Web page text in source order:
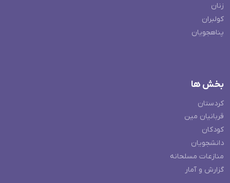
زنان
کولبران
پناهجویان
بخش ها
کردستان
قربانیان مین
کودکان
دانشجویان
منازعات مسلحانه
گزارش و آمار